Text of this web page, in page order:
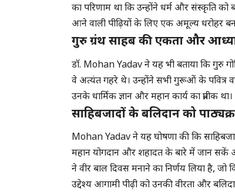
का परिणाम था कि उन्होंने धर्म और संस्कृति को
आने वाली पीढ़ियों के लिए एक अमूल्य धरोहर
गुरु ग्रंथ साहब की एकता और
डॉ. Mohan Yadav ने यह भी बताया कि गुरु
वे अत्यंत गहरे थे। उन्होंने सभी गुरूओं के पवित्र
उनके धार्मिक ज्ञान और महान कार्य का प्रतीक था।
साहिबजादों के बलिदान को
Mohan Yadav ने यह घोषणा की कि
महान योगदान और शहादत के बारे में जान सकें और
ने वीर बाल दिवस मनाने का निर्णय लिया है,
उद्देश्य आगामी पीढ़ी को उनकी वीरता और